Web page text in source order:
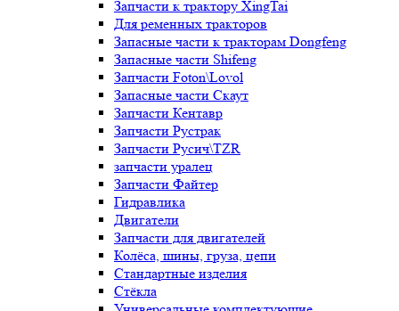
Запчасти к трактору XingTai
Для ременных тракторов
Запасные части к тракторам Dongfeng
Запасные части Shifeng
Запчасти Foton\Lovol
Запасные части Скаут
Запчасти Кентавр
Запчасти Рустрак
Запчасти Русич\TZR
запчасти уралец
Запчасти Файтер
Гидравлика
Двигатели
Запчасти для двигателей
Колёса, шины, груза, цепи
Стандартные изделия
Стёкла